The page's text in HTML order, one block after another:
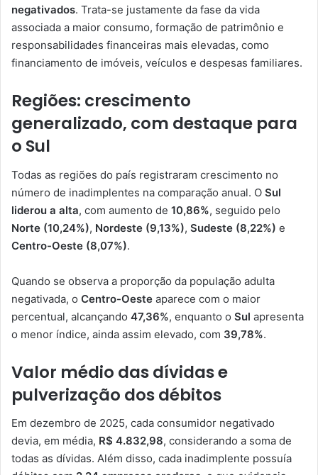
negativados. Trata-se justamente da fase da vida
associada a maior consumo, formação de patrimônio e
responsabilidades financeiras mais elevadas, como
financiamento de imóveis, veículos e despesas familiares.
Regiões: crescimento
generalizado, com destaque para
o Sul
Todas as regiões do país registraram crescimento no
número de inadimplentes na comparação anual. O Sul
liderou a alta, com aumento de 10,86%, seguido pelo
Norte (10,24%), Nordeste (9,13%), Sudeste (8,22%) e
Centro-Oeste (8,07%).
Quando se observa a proporção da população adulta
negativada, o Centro-Oeste aparece com o maior
percentual, alcançando 47,36%, enquanto o Sul apresenta
o menor índice, ainda assim elevado, com 39,78%.
Valor médio das dívidas e
pulverização dos débitos
Em dezembro de 2025, cada consumidor negativado
devia, em média, R$ 4.832,98, considerando a soma de
todas as dívidas. Além disso, cada inadimplente possuía